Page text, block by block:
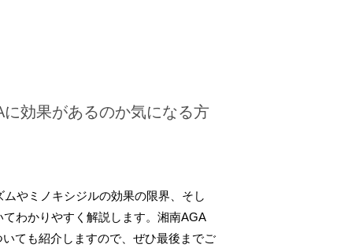
に効果があるのか気になる方
やミノキシジルの効果の限界、そし
わかりやすく解説します。湘南AGA
ても紹介しますので、ぜひ最後までご